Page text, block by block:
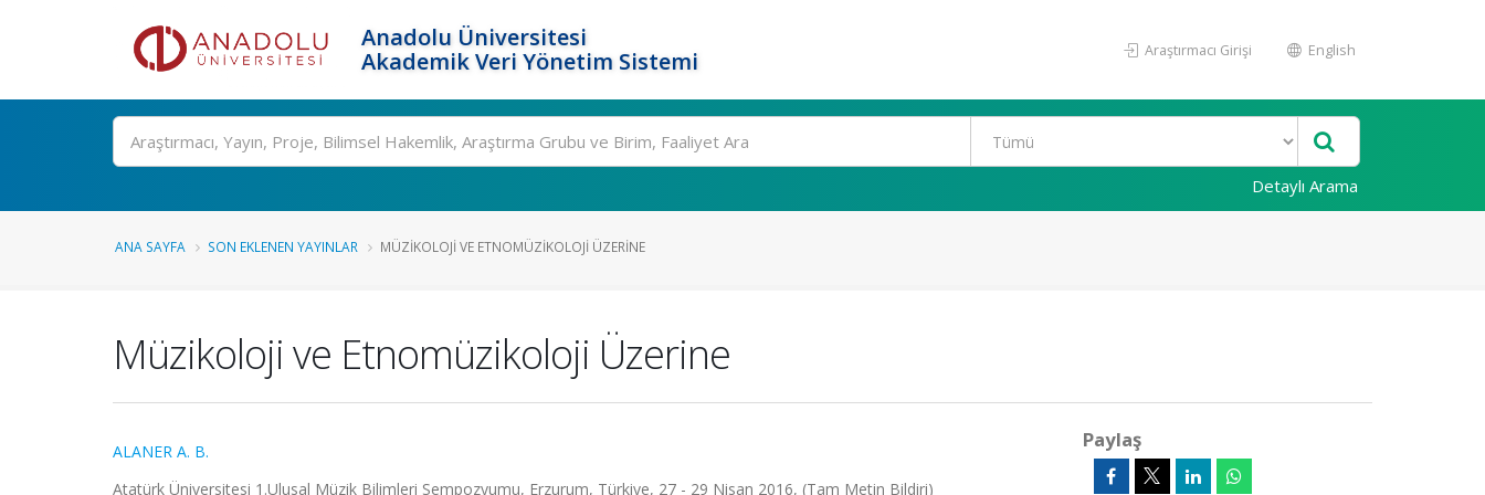
Anadolu Üniversitesi
Akademik Veri Yönetim Sistemi
Araştırmacı Girişi English
Ara
Detaylı Arama
ANA SAYFA SON EKLENEN YAYINLAR MÜZIKOLOJI VE ETNOMÜZIKOLOJI ÜZERINE
Müzikoloji ve Etnomüzikoloji Üzerine
ALANER A. B.
Atatürk Üniversitesi 1.Ulusal Müzik Bilimleri Sempozyumu, Erzurum, Türkiye, 27 - 29 Nisan 2016, (Tam Metin Bildiri)
Paylaş